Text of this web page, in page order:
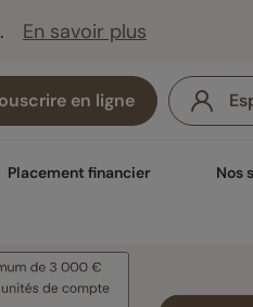
En savoir plus
en ligne
Placement financier Nos